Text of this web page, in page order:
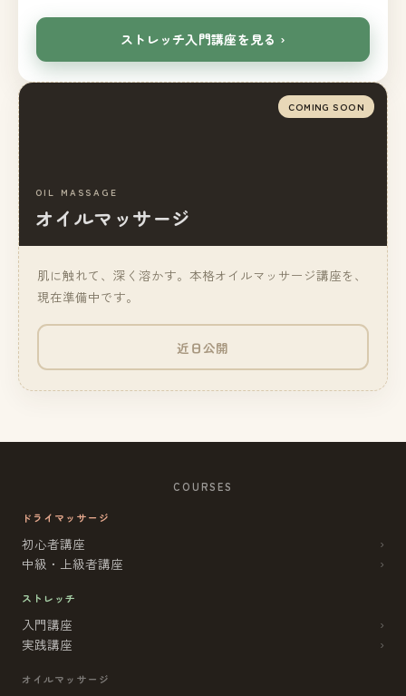
ストレッチ入門講座を見る ›
OIL MASSAGE
オイルマッサージ
COMING SOON
肌に触れて、深く溶かす。本格オイルマッサージ講座を、
現在準備中です。
近日公開
COURSES
ドライマッサージ
初心者講座
›
中級・上級者講座
›
ストレッチ
入門講座
›
実践講座
›
オイルマッサージ